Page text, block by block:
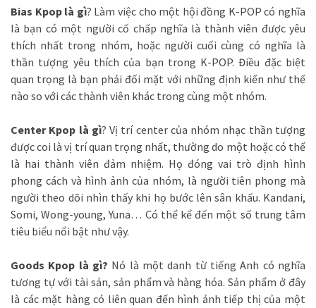
Bias Kpop là gì? Làm việc cho một hội đồng K-POP có nghĩa
là bạn có một người cố chấp nghĩa là thành viên được yêu
thích nhất trong nhóm, hoặc người cuối cùng có nghĩa là
thần tượng yêu thích của bạn trong K-POP. Điều đặc biệt
quan trọng là bạn phải đối mặt với những định kiến ​​như thế
nào so với các thành viên khác trong cùng một nhóm.
Center Kpop là gì? Vị trí center của nhóm nhạc thần tượng
được coi là vị trí quan trọng nhất, thường do một hoặc có thể
là hai thành viên đảm nhiệm. Họ đóng vai trò định hình
phong cách và hình ảnh của nhóm, là người tiên phong mà
người theo dõi nhìn thấy khi họ bước lên sân khấu. Kandani,
Somi, Wong-young, Yuna… Có thể kể đến một số trung tâm
tiêu biểu nổi bật như vậy.
Goods Kpop là gì? Nó là một danh từ tiếng Anh có nghĩa
tương tự với tài sản, sản phẩm và hàng hóa. Sản phẩm ở đây
là các mặt hàng có liên quan đến hình ảnh tiếp thị của một